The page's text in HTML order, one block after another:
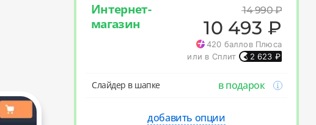
Интернет-
магазин
14 990₽
10 493 ₽
420 баллов Плюса
или в Сплит
2 623 ₽
Слайдер в шапке в подарок
добавить опции